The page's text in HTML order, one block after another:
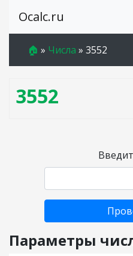
Ocalc.ru
🏠 » Числа » 3552
3552
Параметры